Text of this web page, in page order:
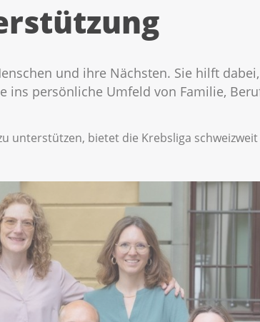
und ihre Nächsten. Sie hilft
ins persönliche Umfeld von Familie,
unterstützen, bietet die Krebsliga